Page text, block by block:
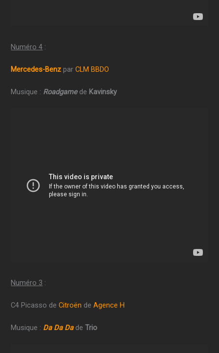
Numéro 4 :
Mercedes-Benz parCLM BBDO
Musique : Roadgamede Kavinsky
Numéro 3 :
C4 Picasso deCitroën deAgence H
Musique : Da Da DadeTrio